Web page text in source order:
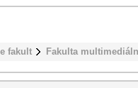
fakult Fakulta